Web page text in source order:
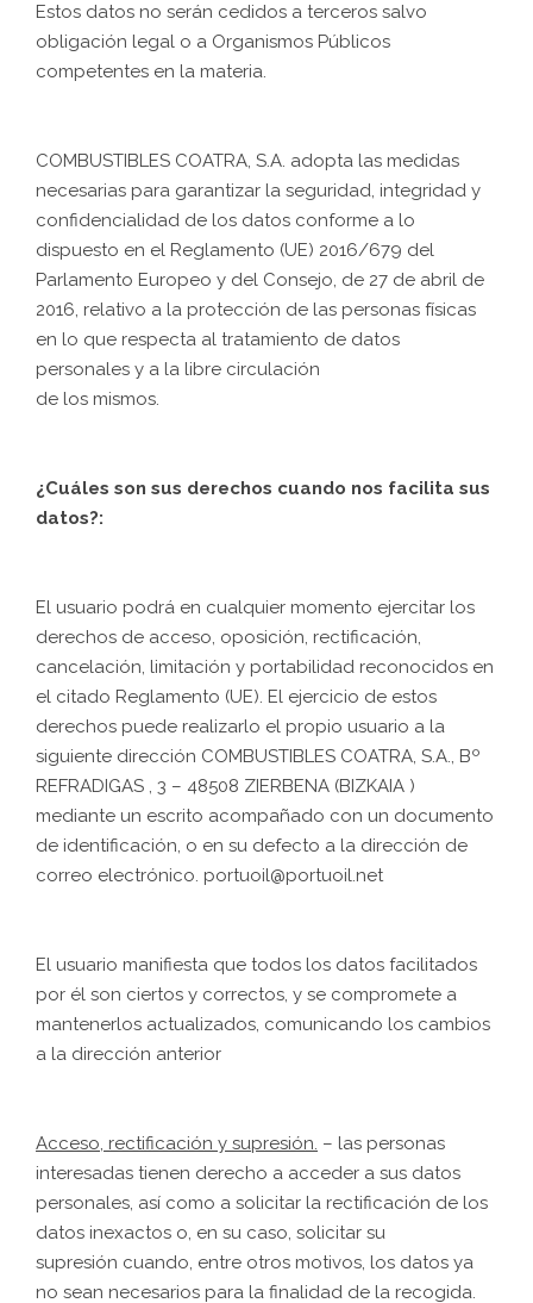
Estos datos no serán cedidos a terceros salvo
obligación legal o a Organismos Públicos
competentes en la materia.
COMBUSTIBLES COATRA, S.A. adopta las medidas
necesarias para garantizar la seguridad, integridad y
confidencialidad de los datos conforme a lo
dispuesto en el Reglamento (UE) 2016/679 del
Parlamento Europeo y del Consejo, de 27 de abril de
2016, relativo a la protección de las personas físicas
en lo que respecta al tratamiento de datos
personales y a la libre circulación
de los mismos.
¿Cuáles son sus derechos cuando nos facilita sus
datos?:
El usuario podrá en cualquier momento ejercitar los
derechos de acceso, oposición, rectificación,
cancelación, limitación y portabilidad reconocidos en
el citado Reglamento (UE). El ejercicio de estos
derechos puede realizarlo el propio usuario a la
siguiente dirección COMBUSTIBLES COATRA, S.A., Bº
REFRADIGAS , 3 – 48508 ZIERBENA (BIZKAIA )
mediante un escrito acompañado con un documento
de identificación, o en su defecto a la dirección de
correo electrónico. portuoil@portuoil.net
El usuario manifiesta que todos los datos facilitados
por él son ciertos y correctos, y se compromete a
mantenerlos actualizados, comunicando los cambios
a la dirección anterior
Acceso, rectificación y supresión. – las personas
interesadas tienen derecho a acceder a sus datos
personales, así como a solicitar la rectificación de los
datos inexactos o, en su caso, solicitar su
supresión cuando, entre otros motivos, los datos ya
no sean necesarios para la finalidad de la recogida.